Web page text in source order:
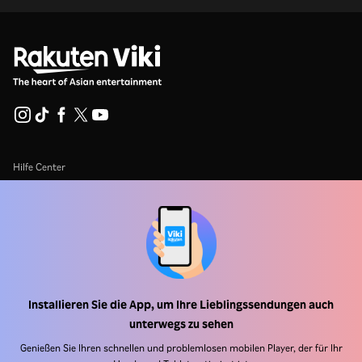
Installieren Sie die App, um Ihre Lieblingssendungen auch
unterwegs zu sehen
Genießen Sie Ihren schnellen und problemlosen mobilen Player, der für Ihr
Hilfe Center
Datenschutzrichtlinie